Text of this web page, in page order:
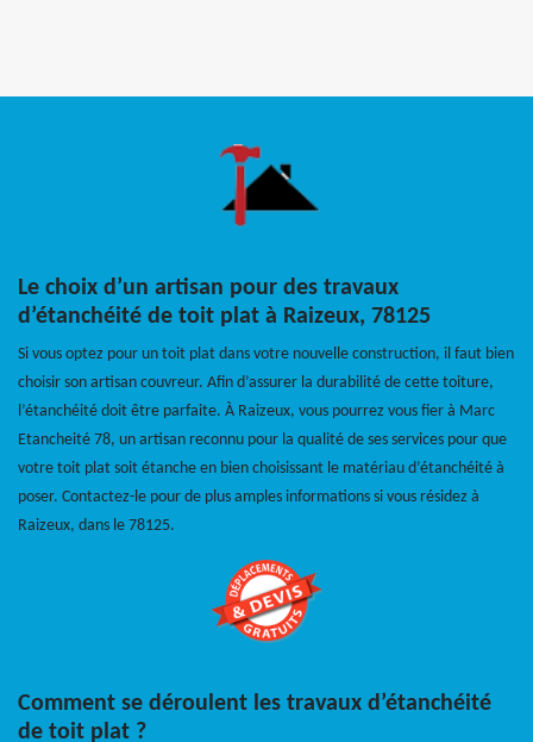
Le choix d’un artisan pour des travaux
d’étanchéité de toit plat à Raizeux, 78125
Si vous optez pour un toit plat dans votre nouvelle construction, il faut bien
choisir son artisan couvreur. Afin d’assurer la durabilité de cette toiture,
l’étanchéité doit être parfaite. À Raizeux, vous pourrez vous fier à Marc
Etancheité 78, un artisan reconnu pour la qualité de ses services pour que
votre toit plat soit étanche en bien choisissant le matériau d’étanchéité à
poser. Contactez-le pour de plus amples informations si vous résidez à
Raizeux, dans le 78125.
Comment se déroulent les travaux d’étanchéité
de toit plat ?